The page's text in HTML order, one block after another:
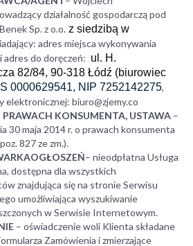
działalność gospodarczą pod
Sp. z o.o. z siedzibą w
adres miejsca wykonywania
adres do doręczeń: ul. H.
82/84, 90-318 Łódź (biurowiec
0000629541, NIP 7252142275,
elektronicznej: biuro@zjemy.co
PRAWACH KONSUMENTA, USTAWA –
30 maja 2014 r. o prawach konsumenta
827 ze zm.).
– nieodpłatna Usługa
dostępna dla wszystkich
znajdująca się na stronie Serwisu
umożliwiająca wyszukiwanie
w Serwisie Internetowym.
– oświadczenie woli Klienta składane
Zamówienia i zmierzające